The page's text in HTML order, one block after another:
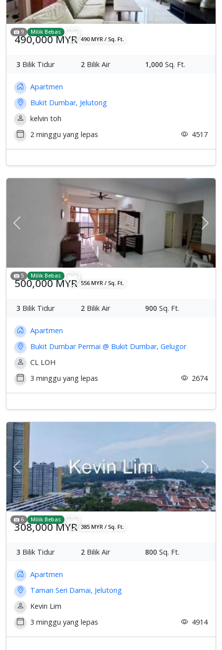
9 Milik Bebas
490,000 MYR 490 MYR / Sq. Ft.
3 Bilik Tidur 2 Bilik Air 1,000 Sq. Ft.
Apartmen
Bukit Dumbar, Jelutong
kelvin toh
2 minggu yang lepas
4517
Previous
5 Milik Bebas
500,000 MYR 556 MYR / Sq. Ft.
3 Bilik Tidur 2 Bilik Air 900 Sq. Ft.
Apartmen
Bukit Dumbar Permai @ Bukit Dumbar, Gelugor
CL LOH
3 minggu yang lepas
2674
Previous
6 Milik Bebas
308,000 MYR 385 MYR / Sq. Ft.
3 Bilik Tidur 2 Bilik Air 800 Sq. Ft.
Apartmen
Taman Seri Damai, Jelutong
Kevin Lim
3 minggu yang lepas
4914